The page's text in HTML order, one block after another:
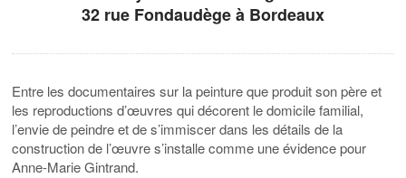
32 rue Fondaudège à Bordeaux
Entre les documentaires sur la peinture que produit son père et
les reproductions d’œuvres qui décorent le domicile familial,
l’envie de peindre et de s’immiscer dans les détails de la
construction de l’œuvre s’installe comme une évidence pour
Anne-Marie Gintrand.